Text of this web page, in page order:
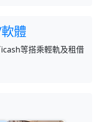
體
等搭乘輕軌及租借